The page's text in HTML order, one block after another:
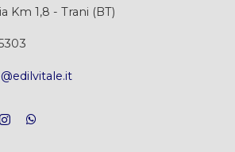
Km 1,8 - Trani (BT)